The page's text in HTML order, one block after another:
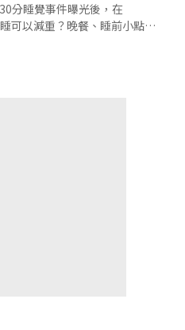
分睡覺事件曝光後，在
可以減重？晚餐、睡前小點都